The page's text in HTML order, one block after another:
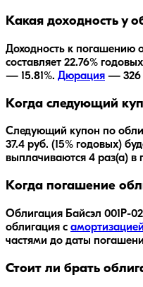
Какая доходность у
Доходность к погашению
составляет 22.76%
— 15.81%. Дюрация — 326
Когда следующий
Следующий купон по
37.4 руб. (15% годовых)
выплачиваются 4 раз(а)
Когда погашение
Облигация Байсэл 001P-02
облигация с амортизацией
частями до даты
Стоит ли брать